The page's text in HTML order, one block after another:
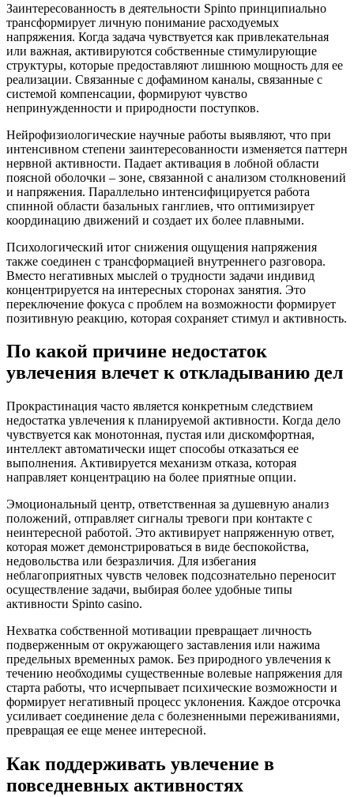
Заинтересованность в деятельности Spinto принципиально
трансформирует личную понимание расходуемых
напряжения. Когда задача чувствуется как привлекательная
или важная, активируются собственные стимулирующие
структуры, которые предоставляют лишнюю мощность для ее
реализации. Связанные с дофамином каналы, связанные с
системой компенсации, формируют чувство
непринужденности и природности поступков.
Нейрофизиологические научные работы выявляют, что при
интенсивном степени заинтересованности изменяется паттерн
нервной активности. Падает активация в лобной области
поясной оболочки – зоне, связанной с анализом столкновений
и напряжения. Параллельно интенсифицируется работа
спинной области базальных ганглиев, что оптимизирует
координацию движений и создает их более плавными.
Психологический итог снижения ощущения напряжения
также соединен с трансформацией внутреннего разговора.
Вместо негативных мыслей о трудности задачи индивид
концентрируется на интересных сторонах занятия. Это
переключение фокуса с проблем на возможности формирует
позитивную реакцию, которая сохраняет стимул и активность.
По какой причине недостаток
увлечения влечет к откладыванию дел
Прокрастинация часто является конкретным следствием
недостатка увлечения к планируемой активности. Когда дело
чувствуется как монотонная, пустая или дискомфортная,
интеллект автоматически ищет способы отказаться ее
выполнения. Активируется механизм отказа, которая
направляет концентрацию на более приятные опции.
Эмоциональный центр, ответственная за душевную анализ
положений, отправляет сигналы тревоги при контакте с
неинтересной работой. Это активирует напряженную ответ,
которая может демонстрироваться в виде беспокойства,
недовольства или безразличия. Для избегания
неблагоприятных чувств человек подсознательно переносит
осуществление задачи, выбирая более удобные типы
активности Spinto casino.
Нехватка собственной мотивации превращает личность
подверженным от окружающего заставления или нажима
предельных временных рамок. Без природного увлечения к
течению необходимы существенные волевые напряжения для
старта работы, что исчерпывает психические возможности и
формирует негативный процесс уклонения. Каждое отсрочка
усиливает соединение дела с болезненными переживаниями,
превращая ее еще менее интересной.
Как поддерживать увлечение в
повседневных активностях